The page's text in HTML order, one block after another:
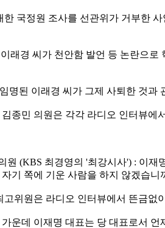
한 국정원 조사를 선관위가 거부한
래경 씨가 천안함 발언 등 논란으
명된 이래경 씨가 그제 사퇴한 것
종민 의원은 각각 라디오 인터뷰
원 (KBS 최경영의 '최강시사') : 이
기 쪽에 기운 사람을 하지 않겠습니
고위원은 라디오 인터뷰에서 뜬금
운데 이재명 대표는 당 대표로서